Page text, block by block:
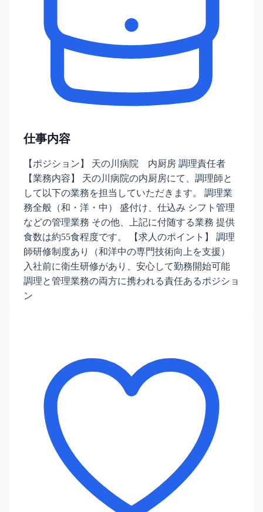
仕事内容
【ポジション】 天の川病院 内厨房 調理責任者
【業務内容】 天の川病院の内厨房にて、調理師と
して以下の業務を担当していただきます。 調理業
務全般（和・洋・中） 盛付け、仕込み シフト管理
などの管理業務 その他、上記に付随する業務 提供
食数は約55食程度です。 【求人のポイント】 調理
師研修制度あり（和洋中の専門技術向上を支援）
入社前に衛生研修があり、安心して勤務開始可能
調理と管理業務の両方に携われる責任あるポジショ
ン